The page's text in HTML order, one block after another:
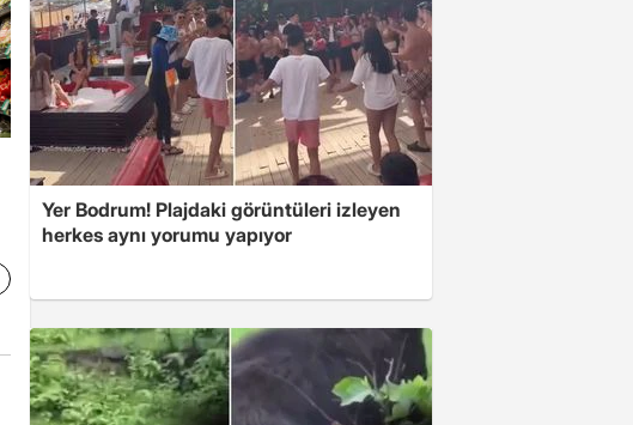
Yer Bodrum! Plajdaki görüntüleri izleyen
herkes aynı yorumu yapıyor